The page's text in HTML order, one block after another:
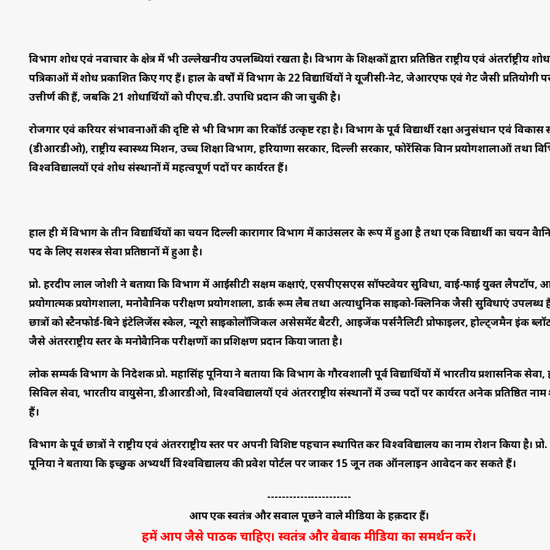
विभाग शोध एवं नवाचार के क्षेत्र में भी उल्लेखनीय उपलब्धियां रखता है। विभाग के शिक्षकों द्वारा प्रतिष्ठित राष्ट्रीय एवं अंतर्राष्ट्रीय शोध
पत्रिकाओं में शोध प्रकाशित किए गए हैं। हाल के वर्षों में विभाग के 22 विद्यार्थियों ने यूजीसी-नेट, जेआरएफ एवं गेट जैसी प्रतियोगी
उत्तीर्ण की हैं, जबकि 21 शोधार्थियों को पीएच.डी. उपाधि प्रदान की जा चुकी है।
रोजगार एवं करियर संभावनाओं की दृष्टि से भी विभाग का रिकॉर्ड उत्कृष्ट रहा है। विभाग के पूर्व विद्यार्थी रक्षा अनुसंधान एवं
(डीआरडीओ), राष्ट्रीय स्वास्थ्य मिशन, उच्च शिक्षा विभाग, हरियाणा सरकार, दिल्ली सरकार, फोरेंसिक विज्ञान प्रयोगशालाओं तथा
विश्वविद्यालयों एवं शोध संस्थानों में महत्वपूर्ण पदों पर कार्यरत हैं।
हाल ही में विभाग के तीन विद्यार्थियों का चयन दिल्ली कारागार विभाग में काउंसलर के रूप में हुआ है तथा एक विद्यार्थी का चयन
पद के लिए सशस्त्र सेवा प्रतिष्ठानों में हुआ है।
प्रो. हरदीप लाल जोशी ने बताया कि विभाग में आईसीटी सक्षम कक्षाएं, एसपीएसएस सॉफ्टवेयर सुविधा, वाई-फाई युक्त लैपटॉप,
प्रयोगात्मक प्रयोगशाला, मनोवैज्ञानिक परीक्षण प्रयोगशाला, डार्क रूम लैब तथा अत्याधुनिक साइको-क्लिनिक जैसी सुविधाएं उपलब्ध
छात्रों को स्टैनफोर्ड-बिने इंटेलिजेंस स्केल, न्यूरो साइकोलॉजिकल असेसमेंट बैटरी, आइजेंक पर्सनैलिटी प्रोफाइलर, होल्ट्जमैन इंक
जैसे अंतरराष्ट्रीय स्तर के मनोवैज्ञानिक परीक्षणों का प्रशिक्षण प्रदान किया जाता है।
लोक सम्पर्क विभाग के निदेशक प्रो. महासिंह पूनिया ने बताया कि विभाग के गौरवशाली पूर्व विद्यार्थियों में भारतीय प्रशासनिक सेवा,
सिविल सेवा, भारतीय वायुसेना, डीआरडीओ, विश्वविद्यालयों एवं अंतरराष्ट्रीय संस्थानों में उच्च पदों पर कार्यरत अनेक प्रतिष्ठित
हैं।
विभाग के पूर्व छात्रों ने राष्ट्रीय एवं अंतरराष्ट्रीय स्तर पर अपनी विशिष्ट पहचान स्थापित कर विश्वविद्यालय का नाम रोशन किया है।
पूनिया ने बताया कि इच्छुक अभ्यर्थी विश्वविद्यालय की प्रवेश पोर्टल पर जाकर 15 जून तक ऑनलाइन आवेदन कर सकते हैं।
-----------------------
आप एक स्वतंत्र और सवाल पूछने वाले मीडिया के हक़दार हैं।
हमें आप जैसे पाठक चाहिए। स्वतंत्र और बेबाक मीडिया का समर्थन करें।